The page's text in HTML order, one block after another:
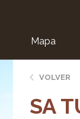
Mapa
VOLVER
SA